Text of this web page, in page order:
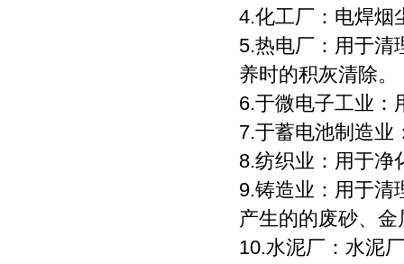
4.化工厂：电焊烟
5.热电厂：用于清
养时的积灰清除。
6.于微电子工业：
7.于蓄电池制造业
8.纺织业：用于净
9.铸造业：用于清
产生的的废砂、
10.水泥厂：水泥